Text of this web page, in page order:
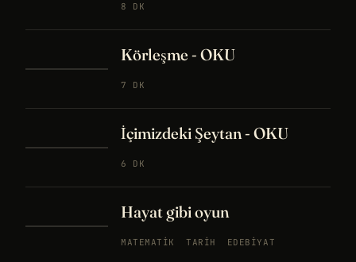
8 DK
Körleşme - OKU
7 DK
İçimizdeki Şeytan - OKU
6 DK
Hayat gibi oyun
MATEMATIK TARIH EDEBIYAT